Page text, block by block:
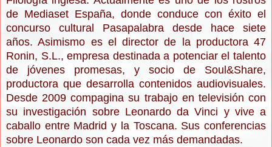
de Mediaset España, donde conduce con éxito el
concurso cultural Pasapalabra desde hace siete
años. Asimismo es el director de la productora 47
Ronin, S.L., empresa destinada a potenciar el talento
de jóvenes promesas, y socio de Soul&Share,
productora que desarrolla contenidos audiovisuales.
Desde 2009 compagina su trabajo en televisión con
su investigación sobre Leonardo da Vinci y vive a
caballo entre Madrid y la Toscana. Sus conferencias
sobre Leonardo son cada vez más demandadas.